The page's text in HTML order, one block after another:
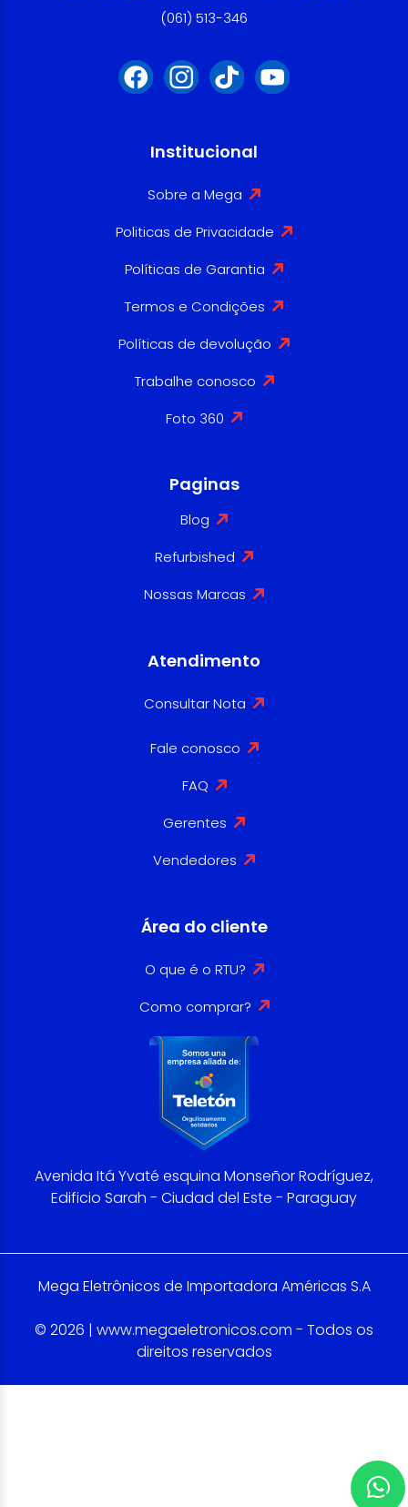
(061) 513-346
Institucional
Sobre a Mega
Politicas de Privacidade
Políticas de Garantia
Termos e Condições
Políticas de devolução
Trabalhe conosco
Foto 360
Paginas
Blog
Refurbished
Nossas Marcas
Atendimento
Consultar Nota
Fale conosco
FAQ
Gerentes
Vendedores
Área do cliente
O que é o RTU?
Como comprar?
Avenida Itá Yvaté esquina Monseñor Rodríguez,
Edificio Sarah - Ciudad del Este - Paraguay
Mega Eletrônicos de Importadora Américas S.A
© 2026 | www.megaeletronicos.com - Todos os
direitos reservados